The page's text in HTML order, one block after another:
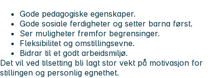
Gode pedagogiske egenskaper.
Gode sosiale ferdigheter og setter barna først.
Ser muligheter fremfor begrensinger.
Fleksibilitet og omstillingsevne.
Bidrar til et godt arbeidsmiljø.
Det vil ved tilsetting bli lagt stor vekt på motivasjon for
stillingen og personlig egnethet.